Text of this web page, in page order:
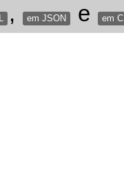
, em JSON e em